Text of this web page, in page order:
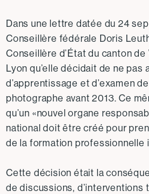
Dans une lettre datée du 24
Conseillère fédérale Doris
Conseillère d’État du canton
Lyon qu’elle décidait de ne
d’apprentissage et d’examen
photographe avant 2013. Ce
qu’un «nouvel organe
national doit être créé pour
de la formation professionnelle
Cette décision était la
de discussions, d’interventions